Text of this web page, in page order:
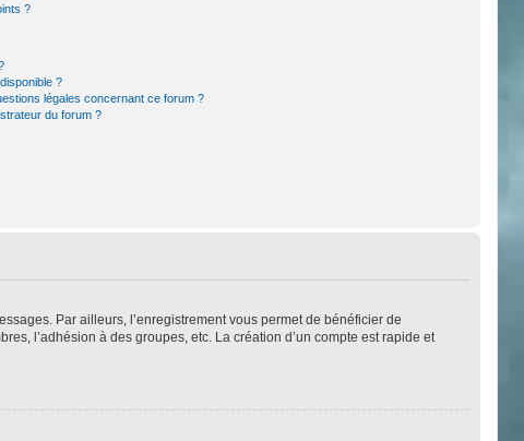
?
?
légales concernant ce forum ?
du forum ?
Par ailleurs, l’enregistrement vous permet de bénéficier de
l’adhésion à des groupes, etc. La création d’un compte est rapide et